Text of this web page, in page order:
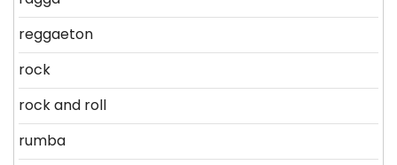
reggaeton
rock
rock and roll
rumba